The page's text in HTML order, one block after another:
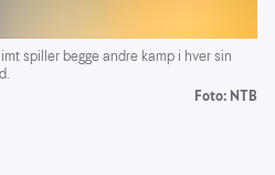
spiller begge andre kamp i hver sin
Foto: NTB